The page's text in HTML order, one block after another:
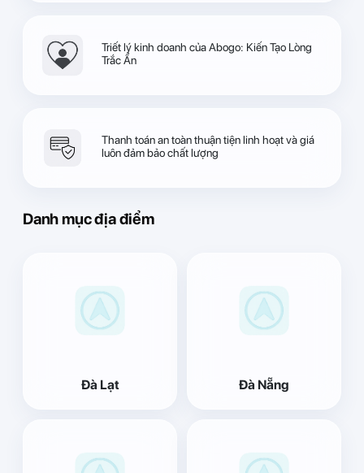
Triết lý kinh doanh của Abogo: Kiến Tạo Lòng
Trắc Ẩn
Thanh toán an toàn thuận tiện linh hoạt và giá
luôn đảm bảo chất lượng
Danh mục địa điểm
Đà Lạt Đà Nẵng